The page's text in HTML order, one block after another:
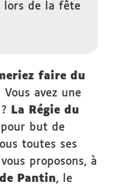
lors de la fête
faire du
Vous avez une
La Régie du
but de
toutes ses
proposons, à
Pantin, le